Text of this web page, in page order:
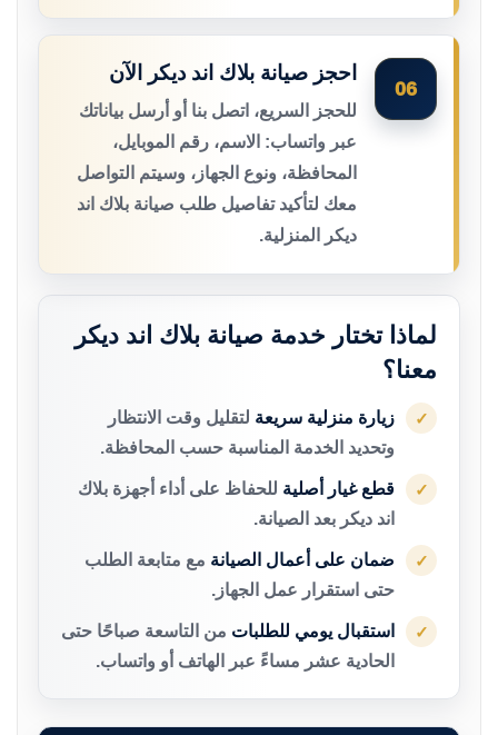
06
احجز صيانة بلاك اند ديكر الآن
للحجز السريع، اتصل بنا أو أرسل بياناتك
عبر واتساب: الاسم، رقم الموبايل،
المحافظة، ونوع الجهاز، وسيتم التواصل
معك لتأكيد تفاصيل طلب صيانة بلاك اند
ديكر المنزلية.
لماذا تختار خدمة صيانة بلاك اند ديكر
معنا؟
✓ زيارة منزلية سريعة لتقليل وقت الانتظار
وتحديد الخدمة المناسبة حسب المحافظة.
✓ قطع غيار أصلية للحفاظ على أداء أجهزة بلاك
اند ديكر بعد الصيانة.
✓ ضمان على أعمال الصيانة مع متابعة الطلب
حتى استقرار عمل الجهاز.
✓ استقبال يومي للطلبات من التاسعة صباحًا حتى
الحادية عشر مساءً عبر الهاتف أو واتساب.